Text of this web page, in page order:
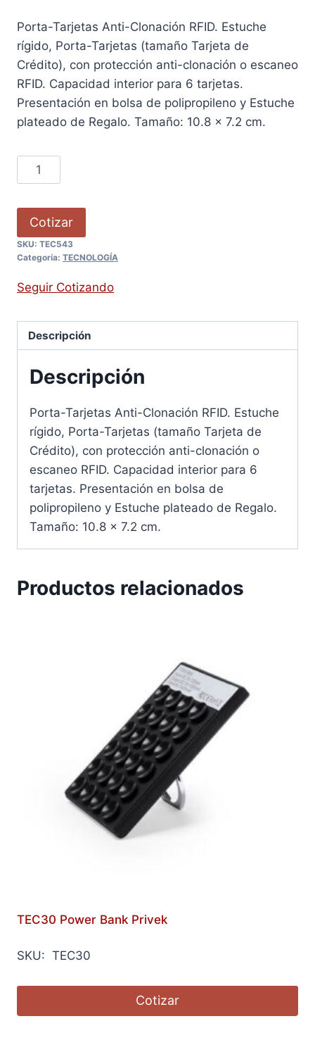
Porta-Tarjetas Anti-Clonación RFID. Estuche
rígido, Porta-Tarjetas (tamaño Tarjeta de
Crédito), con protección anti-clonación o escaneo
RFID. Capacidad interior para 6 tarjetas.
Presentación en bolsa de polipropileno y Estuche
plateado de Regalo. Tamaño: 10.8 x 7.2 cm.
Cotizar
SKU: TEC543
Categoría: TECNOLOGÍA
Seguir Cotizando
Descripción
Descripción
Porta-Tarjetas Anti-Clonación RFID. Estuche
rígido, Porta-Tarjetas (tamaño Tarjeta de
Crédito), con protección anti-clonación o
escaneo RFID. Capacidad interior para 6
tarjetas. Presentación en bolsa de
polipropileno y Estuche plateado de Regalo.
Tamaño: 10.8 x 7.2 cm.
Productos relacionados
TEC30 Power Bank Privek
SKU: TEC30
Cotizar